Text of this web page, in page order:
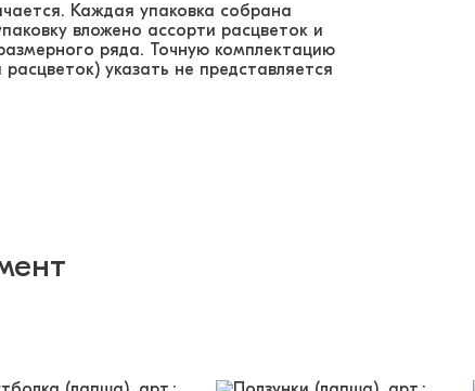
Каждая упаковка собрана
вложено ассорти расцветок и
ряда. Точную комплектацию
указать не представляется